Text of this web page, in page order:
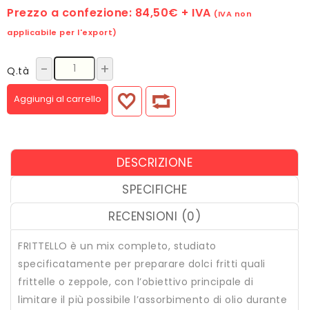
Prezzo a confezione: 84,50€ + IVA (IVA non
applicabile per l'export)
Q.tà - +
Aggiungi al carrello
DESCRIZIONE
SPECIFICHE
RECENSIONI (0)
FRITTELLO è un mix completo, studiato
specificatamente per preparare dolci fritti quali
frittelle o zeppole, con l’obiettivo principale di
limitare il più possibile l’assorbimento di olio durante